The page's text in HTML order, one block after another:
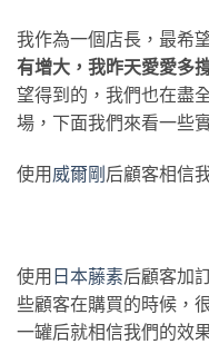
我作為一個店長，最希
有增大，我昨天愛愛多
望得到的，我們也在盡
場，下面我們來看一些
使用威爾剛后顧客相信
使用日本藤素后顧客加
些顧客在購買的時候，
一罐后就相信我們的效